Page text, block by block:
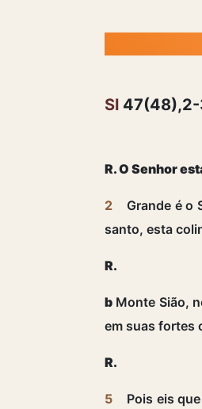
Sl 47(48),2-
R. O Senhor
2 Grande é o
santo, esta
R.
b Monte Sião,
em suas fortes
R.
5 Pois eis